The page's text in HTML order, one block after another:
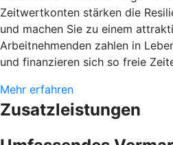
Zeitwertkonten stärken die
und machen Sie zu einem
Arbeitnehmenden zahlen in
und finanzieren sich so freie
Mehr erfahren
Zusatzleistungen